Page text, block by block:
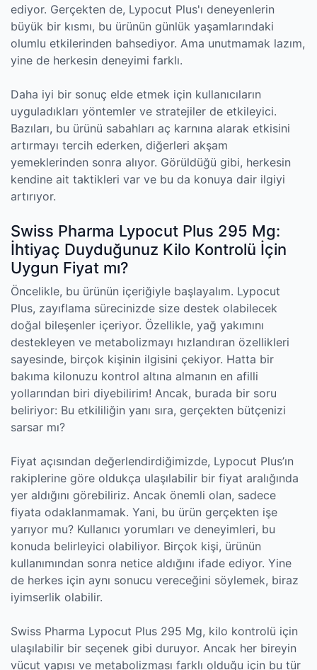
ediyor. Gerçekten de, Lypocut Plus'ı deneyenlerin
büyük bir kısmı, bu ürünün günlük yaşamlarındaki
olumlu etkilerinden bahsediyor. Ama unutmamak lazım,
yine de herkesin deneyimi farklı.
Daha iyi bir sonuç elde etmek için kullanıcıların
uyguladıkları yöntemler ve stratejiler de etkileyici.
Bazıları, bu ürünü sabahları aç karnına alarak etkisini
artırmayı tercih ederken, diğerleri akşam
yemeklerinden sonra alıyor. Görüldüğü gibi, herkesin
kendine ait taktikleri var ve bu da konuya dair ilgiyi
artırıyor.
Swiss Pharma Lypocut Plus 295 Mg:
İhtiyaç Duyduğunuz Kilo Kontrolü İçin
Uygun Fiyat mı?
Öncelikle, bu ürünün içeriğiyle başlayalım. Lypocut
Plus, zayıflama sürecinizde size destek olabilecek
doğal bileşenler içeriyor. Özellikle, yağ yakımını
destekleyen ve metabolizmayı hızlandıran özellikleri
sayesinde, birçok kişinin ilgisini çekiyor. Hatta bir
bakıma kilonuzu kontrol altına almanın en afilli
yollarından biri diyebilirim! Ancak, burada bir soru
beliriyor: Bu etkililiğin yanı sıra, gerçekten bütçenizi
sarsar mı?
Fiyat açısından değerlendirdiğimizde, Lypocut Plus’ın
rakiplerine göre oldukça ulaşılabilir bir fiyat aralığında
yer aldığını görebiliriz. Ancak önemli olan, sadece
fiyata odaklanmamak. Yani, bu ürün gerçekten işe
yarıyor mu? Kullanıcı yorumları ve deneyimleri, bu
konuda belirleyici olabiliyor. Birçok kişi, ürünün
kullanımından sonra netice aldığını ifade ediyor. Yine
de herkes için aynı sonucu vereceğini söylemek, biraz
iyimserlik olabilir.
Swiss Pharma Lypocut Plus 295 Mg, kilo kontrolü için
ulaşılabilir bir seçenek gibi duruyor. Ancak her bireyin
vücut yapısı ve metabolizması farklı olduğu için bu tür